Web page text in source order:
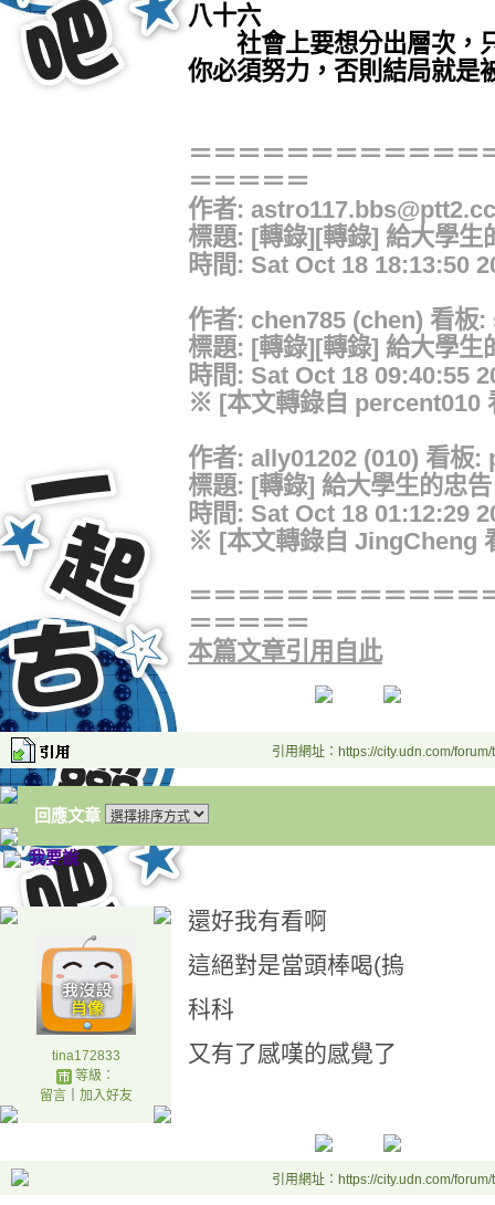
八十六
社會上要想分出層次，
你必須努力，否則結局就是
＝＝＝＝＝＝＝＝＝＝＝＝
＝＝＝＝＝
作者:
標題: [轉錄][轉錄] 給大學生
時間: Sat Oct 18 18:13:50
作者: chen785 (chen) 看板
標題: [轉錄][轉錄] 給大學生
時間: Sat Oct 18 09:40:55
※ [本文轉錄自 percent010
作者: ally01202 (010) 看板:
標題: [轉錄] 給大學生的忠告
時間: Sat Oct 18 01:12:29
※ [本文轉錄自 JingCheng
＝＝＝＝＝＝＝＝＝＝＝＝
＝＝＝＝＝
本篇文章引用自此
引用網址：https://city.udn.com/
回應文章
我要說
tina172833
等級：
留言｜ 加入好友
還好我有看啊
這絕對是當頭棒喝(摀
科科
又有了感嘆的感覺了
引用網址：https://city.udn.com/